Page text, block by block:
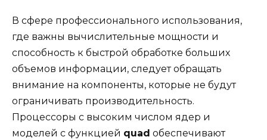
В сфере профессионального использования,
где важны вычислительные мощности и
способность к быстрой обработке больших
объемов информации, следует обращать
внимание на компоненты, которые не будут
ограничивать производительность.
Процессоры с высоким числом ядер и
моделей с функцией quad обеспечивают